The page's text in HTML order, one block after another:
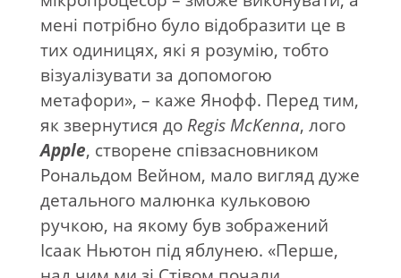
мені потрібно було відобразити це в
тих одиницях, які я розумію, тобто
візуалізувати за допомогою
метафори», – каже Янофф. Перед тим,
як звернутися до Regis McKenna, лого
Apple, створене співзасновником
Рональдом Вейном, мало вигляд дуже
детального малюнка кульковою
ручкою, на якому був зображений
Ісаак Ньютон під яблунею. «Перше,